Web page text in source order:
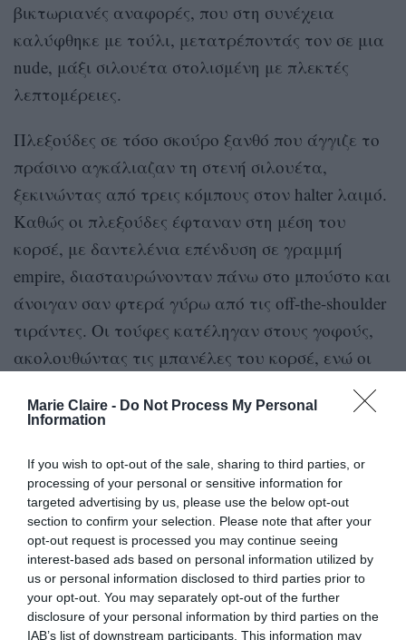
Marie Claire - Do Not Process My Personal
Information
If you wish to opt-out of the sale, sharing to third parties, or
processing of your personal or sensitive information for
targeted advertising by us, please use the below opt-out
section to confirm your selection. Please note that after your
opt-out request is processed you may continue seeing
interest-based ads based on personal information utilized by
us or personal information disclosed to third parties prior to
your opt-out. You may separately opt-out of the further
disclosure of your personal information by third parties on the
IAB’s list of downstream participants. This information may
βικτωριανές αναφορές, που στη συνέχεια
καλύφθηκε με τούλι, μετατρέποντάς τον σε μια
nude, μάξι σιλουέτα στολισμένη με πλεκτές
λεπτομέρειες.
Πλεξούδες σε τόσο σκούρο ξανθό που άγγιζε το
πράσινο αγκάλιαζαν τη στενή σιλουέτα,
ξεκινώντας από τρεις κόμπους στον halter λαιμό.
Καθώς οι πλεξούδες έφταναν στη μέση του
κορσέ, με δαντελένια επένδυση σε γραμμή
empire, διασταυρώνονταν πάνω στο μπούστο και
άνοιγαν σαν φτερά γύρω από τις off-the-shoulder
τιράντες. Οι τούφες κατέληγαν στους γοφούς,
ακολουθώντας τις μπανέλες του κορσέ, ενώ οι
κόμποι επανεμφανίζονταν στο ντεκολτέ. Πιο
χαμηλά, οι πλεξούδες διασταυρώνονταν ξανά,
τις γάμπες της.
Στα κοσμήματα η Robbie επέλεξε ένα ζευγάρι
σκουλαρίκια με γρανάτη, διαμάντια και πέρλες
από τη Jessica McCormack. Το βολάν choker που
φορούσε προερχόταν επίσης από τα ατελιέ της
Findikoglu. Από τα αρχεία του οίκου Boucheron